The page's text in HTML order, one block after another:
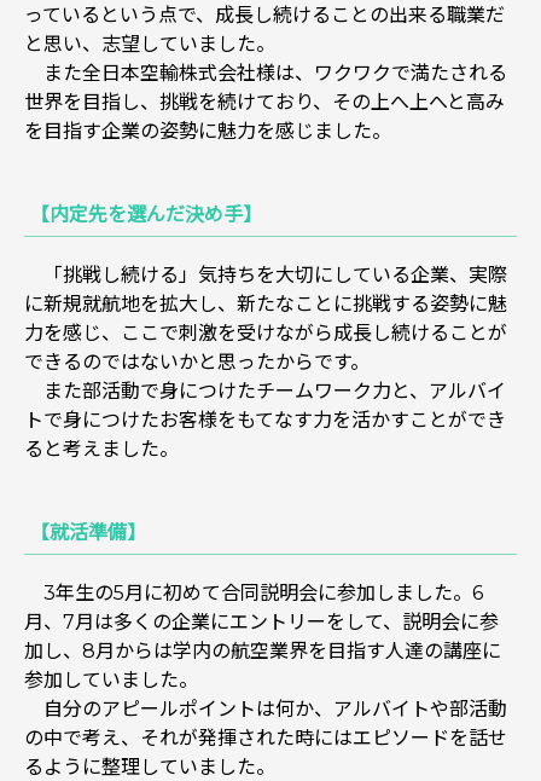
っているという点で、成長し続けることの出来る職業だ
と思い、志望していました。
また全日本空輸株式会社様は、ワクワクで満たされる
世界を目指し、挑戦を続けており、その上へ上へと高み
を目指す企業の姿勢に魅力を感じました。
【内定先を選んだ決め手】
「挑戦し続ける」気持ちを大切にしている企業、実際
に新規就航地を拡大し、新たなことに挑戦する姿勢に魅
力を感じ、ここで刺激を受けながら成長し続けることが
できるのではないかと思ったからです。
また部活動で身につけたチームワーク力と、アルバイ
トで身につけたお客様をもてなす力を活かすことができ
ると考えました。
【就活準備】
3年生の5月に初めて合同説明会に参加しました。6
月、7月は多くの企業にエントリーをして、説明会に参
加し、8月からは学内の航空業界を目指す人達の講座に
参加していました。
自分のアピールポイントは何か、アルバイトや部活動
の中で考え、それが発揮された時にはエピソードを話せ
るように整理していました。